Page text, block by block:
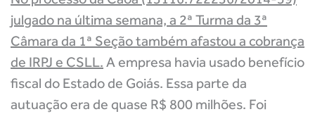
julgado na última semana, a 2ª Turma da 3ª
Câmara da 1ª Seção também afastou a cobrança
de IRPJ e CSLL. A empresa havia usado benefício
fiscal do Estado de Goiás. Essa parte da
autuação era de quase R$ 800 milhões. Foi